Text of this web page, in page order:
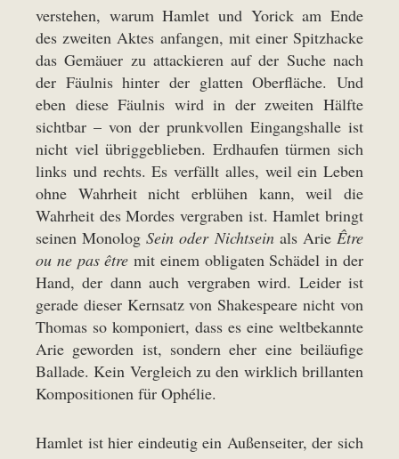
verstehen, warum Hamlet und Yorick am Ende
des zweiten Aktes anfangen, mit einer Spitzhacke
das Gemäuer zu attackieren auf der Suche nach
der Fäulnis hinter der glatten Oberfläche. Und
eben diese Fäulnis wird in der zweiten Hälfte
sichtbar – von der prunkvollen Eingangshalle ist
nicht viel übriggeblieben. Erdhaufen türmen sich
links und rechts. Es verfällt alles, weil ein Leben
ohne Wahrheit nicht erblühen kann, weil die
Wahrheit des Mordes vergraben ist. Hamlet bringt
seinen MonologSein oder Nichtseinals ArieÊtre
ou ne pas être mit einem obligaten Schädel in der
Hand, der dann auch vergraben wird. Leider ist
gerade dieser Kernsatz von Shakespeare nicht von
Thomas so komponiert, dass es eine weltbekannte
Arie geworden ist, sondern eher eine beiläufige
Ballade. Kein Vergleich zu den wirklich brillanten
Kompositionen für Ophélie.
Hamlet ist hier eindeutig ein Außenseiter, der sich